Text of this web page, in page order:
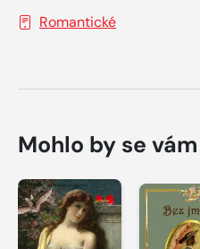
Romantické
Mohlo by se